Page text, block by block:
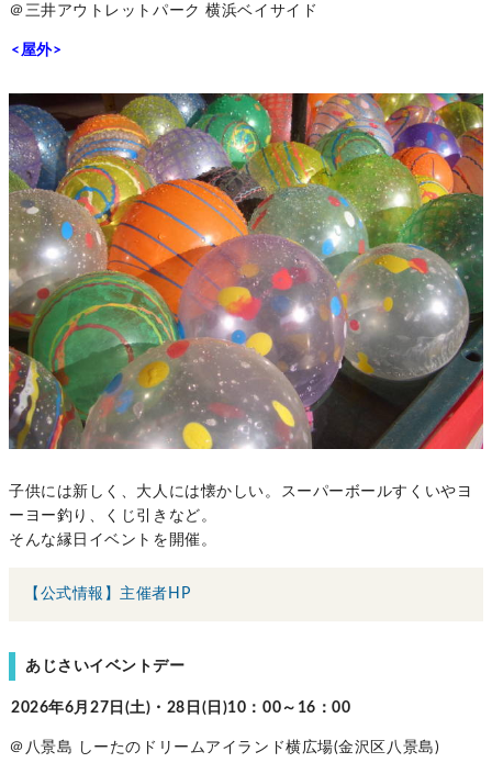
＠三井アウトレットパーク 横浜ベイサイド
<屋外>
子供には新しく、大人には懐かしい。スーパーボールすくいやヨ
ーヨー釣り、くじ引きなど。
そんな縁日イベントを開催。
【公式情報】主催者HP
あじさいイベントデー
2026年6月27日(土)・28日(日)10：00～16：00
＠八景島 しーたのドリームアイランド横広場(金沢区八景島)